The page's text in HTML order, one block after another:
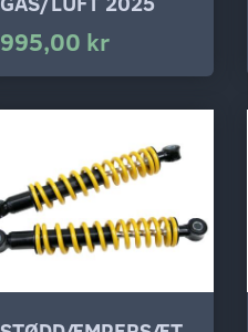
995,00 kr